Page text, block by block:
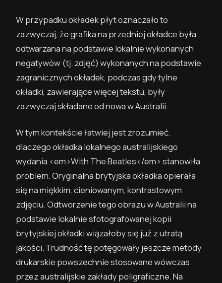
W przypadku okładek płyt oznaczało to
zazwyczaj, że grafika na przedniej okładce była
odtwarzana na podstawie lokalnie wykonanych
negatywów (tj. zdjęć) wykonanych na podstawie
zagranicznych okładek, podczas gdy tylne
okładki, zawierające więcej tekstu, były
zazwyczaj składane od nowa w Australii.
W tym kontekście łatwiej jest zrozumieć,
dlaczego okładka lokalnego australijskiego
wydania <em>With The Beatles</em> stanowiła
problem. Oryginalna brytyjska okładka opierała
się na miękkim, cieniowanym, kontrastowym
zdjęciu. Odtworzenie tego obrazu w Australii na
podstawie lokalnie sfotografowanej kopii
brytyjskiej okładki wiązałoby się już z utratą
jakości. Trudność tę potęgowały jeszcze metody
drukarskie powszechnie stosowane wówczas
przez australijskie zakłady poligraficzne. Na